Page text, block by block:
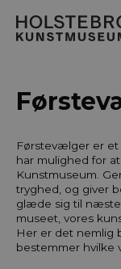
Førstevælger er
har mulighed for
Kunstmuseum.
tryghed, og giver
glæde sig til næste
museet, vores
Her er det nemlig
bestemmer hvilke